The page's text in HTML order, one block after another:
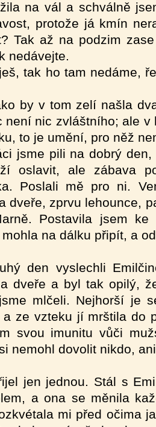
na vál a schválně
protože já kmín
Tak až na podzim
nedávejte.
tak ho tam nedáme,
by v tom zelí našla
není nic zvláštního; ale
to je umění, pro něž
jsme pili na dobrý
oslavit, ale zábava
Poslali mě pro ni.
dveře, zprvu lehounce,
Postavila jsem
na dálku připít, a
den vyslechli
dveře a byl tak opilý,
mlčeli. Nejhorší je
ze vzteku jí mrštila do
svou imunitu vůči
nemohl dovolit nikdo,
jen jednou. Stál s
a ona se měnila
mi před očima